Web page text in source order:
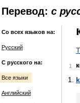
Перевод: с
Со всех языков на:
Русский
С русского на:
Все языки
Английский
1